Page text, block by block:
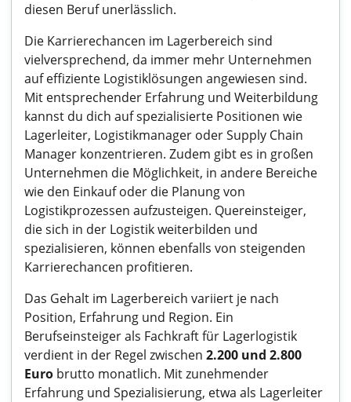
diesen Beruf unerlässlich.
Die Karrierechancen im Lagerbereich sind
vielversprechend, da immer mehr Unternehmen
auf effiziente Logistiklösungen angewiesen sind.
Mit entsprechender Erfahrung und Weiterbildung
kannst du dich auf spezialisierte Positionen wie
Lagerleiter, Logistikmanager oder Supply Chain
Manager konzentrieren. Zudem gibt es in großen
Unternehmen die Möglichkeit, in andere Bereiche
wie den Einkauf oder die Planung von
Logistikprozessen aufzusteigen. Quereinsteiger,
die sich in der Logistik weiterbilden und
spezialisieren, können ebenfalls von steigenden
Karrierechancen profitieren.
Das Gehalt im Lagerbereich variiert je nach
Position, Erfahrung und Region. Ein
Berufseinsteiger als Fachkraft für Lagerlogistik
verdient in der Regel zwischen 2.200 und 2.800
Euro brutto monatlich. Mit zunehmender
Erfahrung und Spezialisierung, etwa als Lagerleiter